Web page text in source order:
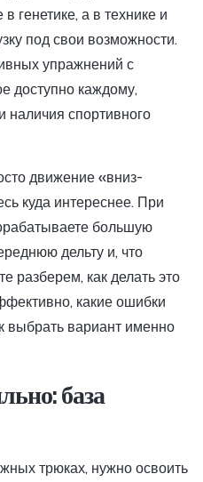
генетике, а в технике и
под свои возможности.
упражнений с
доступно каждому,
наличия спортивного
движение «вниз-
куда интереснее. При
большую
дельту и, что
разберем, как делать это
какие ошибки
выбрать вариант именно
база
трюках, нужно освоить